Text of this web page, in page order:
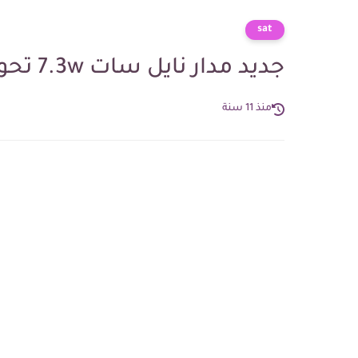
sat
جديد مدار نايل سات 7.3w تحولات بالجملة بتاريخ 12/07/2015
منذ 11 سنة